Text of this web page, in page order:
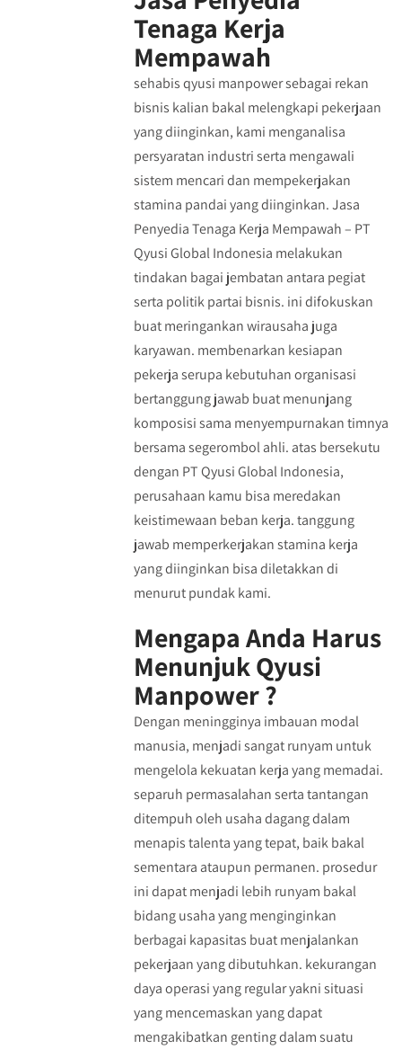
Tenaga Kerja
Mempawah
sehabis qyusi manpower sebagai rekan
bisnis kalian bakal melengkapi pekerjaan
yang diinginkan, kami menganalisa
persyaratan industri serta mengawali
sistem mencari dan mempekerjakan
stamina pandai yang diinginkan. Jasa
Penyedia Tenaga Kerja Mempawah – PT
Qyusi Global Indonesia melakukan
tindakan bagai jembatan antara pegiat
serta politik partai bisnis. ini difokuskan
buat meringankan wirausaha juga
karyawan. membenarkan kesiapan
pekerja serupa kebutuhan organisasi
bertanggung jawab buat menunjang
komposisi sama menyempurnakan timnya
bersama segerombol ahli. atas bersekutu
dengan PT Qyusi Global Indonesia,
perusahaan kamu bisa meredakan
keistimewaan beban kerja. tanggung
jawab memperkerjakan stamina kerja
yang diinginkan bisa diletakkan di
menurut pundak kami.
Mengapa Anda Harus
Menunjuk Qyusi
Manpower ?
Dengan meningginya imbauan modal
manusia, menjadi sangat runyam untuk
mengelola kekuatan kerja yang memadai.
separuh permasalahan serta tantangan
ditempuh oleh usaha dagang dalam
menapis talenta yang tepat, baik bakal
sementara ataupun permanen. prosedur
ini dapat menjadi lebih runyam bakal
bidang usaha yang menginginkan
berbagai kapasitas buat menjalankan
pekerjaan yang dibutuhkan. kekurangan
daya operasi yang regular yakni situasi
yang mencemaskan yang dapat
mengakibatkan genting dalam suatu